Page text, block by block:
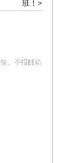
班！>
。举报邮箱